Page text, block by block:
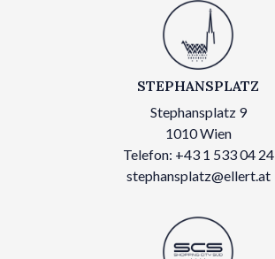
STEPHANSPLATZ
Stephansplatz 9
1010 Wien
Telefon: +43 1 533 04 24
stephansplatz@ellert.at